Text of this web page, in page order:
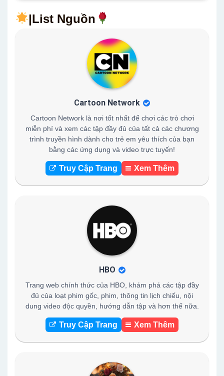
|List Nguồn
Cartoon Network
Cartoon Network là nơi tốt nhất để chơi các trò chơi
miễn phí và xem các tập đầy đủ của tất cả các chương
trình truyền hình dành cho trẻ em yêu thích của bạn
bằng các ứng dụng và video trực tuyến!
Truy Cập Trang Xem Thêm
HBO
Trang web chính thức của HBO, khám phá các tập đầy
đủ của loạt phim gốc, phim, thông tin lịch chiếu, nội
dung video độc quyền, hướng dẫn tập và hơn thế nữa.
Truy Cập Trang Xem Thêm